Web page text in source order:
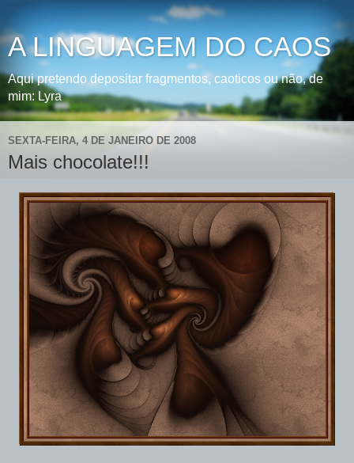
A LINGUAGEM DO CAOS
Aqui pretendo depositar fragmentos, caoticos ou não, de
mim: Lyra
SEXTA-FEIRA, 4 DE JANEIRO DE 2008
Mais chocolate!!!